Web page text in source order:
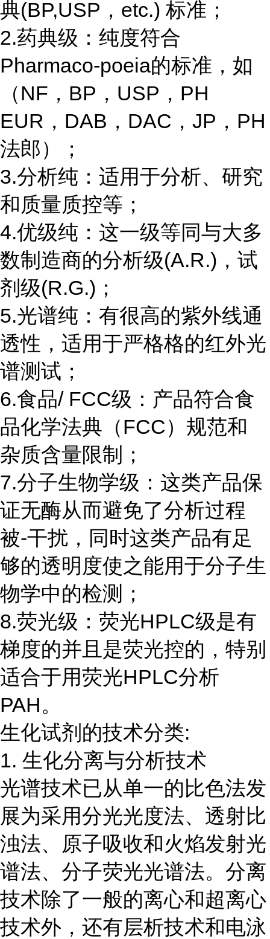
典(BP,USP，etc.) 标准；
2.药典级：纯度符合
Pharmaco-poeia的标准，如
（NF，BP，USP，PH
EUR，DAB，DAC，JP，PH
法郎）；
3.分析纯：适用于分析、研究
和质量质控等；
4.优级纯：这一级等同与大多
数制造商的分析级(A.R.)，试
剂级(R.G.)；
5.光谱纯：有很高的紫外线通
透性，适用于严格格的红外光
谱测试；
6.食品/ FCC级：产品符合食
品化学法典（FCC）规范和
杂质含量限制；
7.分子生物学级：这类产品保
证无酶从而避免了分析过程
被-干扰，同时这类产品有足
够的透明度使之能用于分子生
物学中的检测；
8.荧光级：荧光HPLC级是有
梯度的并且是荧光控的，特别
适合于用荧光HPLC分析
PAH。
生化试剂的技术分类:
1. 生化分离与分析技术
光谱技术已从单一的比色法发
展为采用分光光度法、透射比
浊法、原子吸收和火焰发射光
谱法、分子荧光光谱法。分离
技术除了一般的离心和超离心
技术外，还有层析技术和电泳